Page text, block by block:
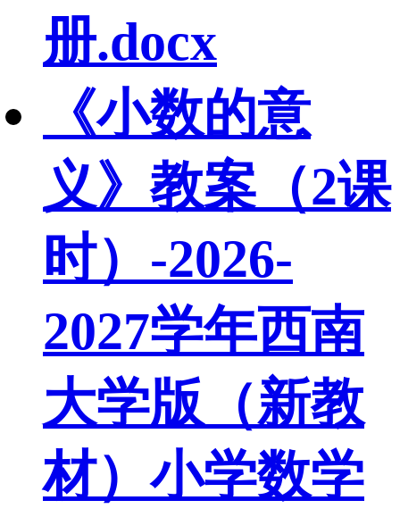
册.docx
《小数的意
义》教案（2课
时）-2026-
2027学年西南
大学版（新教
材）小学数学